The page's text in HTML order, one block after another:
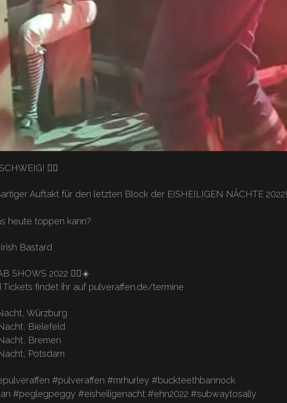
🏴‍☠️
Auftakt für den letzten Block der EISHEILIGEN NÄCHTE 2022!
heute toppen kann?
Bastard
SHOWS 2022 🏴‍☠️☀️
Tickets findet ihr auf pulveraffen.de/termine
Würzburg
Bielefeld
Bremen
Potsdam
#pulveraffen #mrhurley #buckteethbannock
#peglegpeggy #eisheiligenacht #ehn2022 #subwaytosally